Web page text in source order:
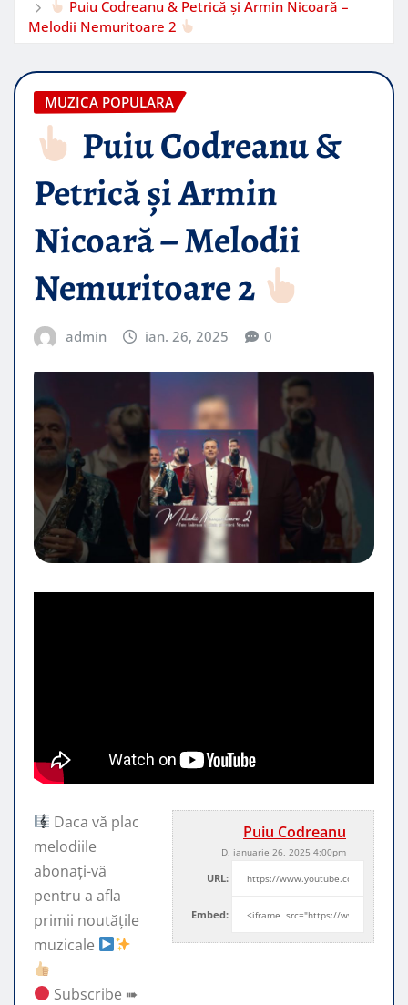
Puiu Codreanu & Petrică și Armin Nicoară –
Melodii Nemuritoare 2
MUZICA POPULARA
Puiu Codreanu &
Petrică și Armin
Nicoară – Melodii
Nemuritoare 2
admin ian. 26, 2025 0
Puiu Codreanu
D, ianuarie 26, 2025 4:00pm
URL:
Embed:
Daca vă plac
melodiile
abonați-vă
pentru a afla
primii noutățile
muzicale
Subscribe ➠